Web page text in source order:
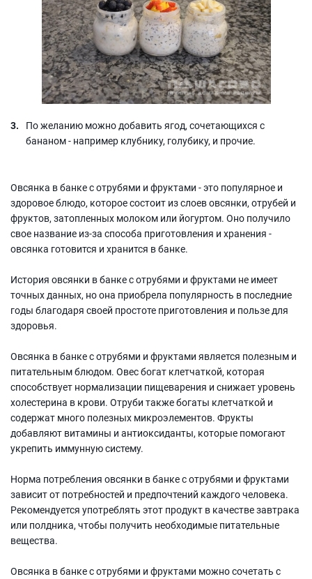
По желанию можно добавить ягод, сочетающихся с
бананом - например клубнику, голубику, и прочие.
Овсянка в банке с отрубями и фруктами - это популярное и
здоровое блюдо, которое состоит из слоев овсянки, отрубей и
фруктов, затопленных молоком или йогуртом. Оно получило
свое название из-за способа приготовления и хранения -
овсянка готовится и хранится в банке.
История овсянки в банке с отрубями и фруктами не имеет
точных данных, но она приобрела популярность в последние
годы благодаря своей простоте приготовления и пользе для
здоровья.
Овсянка в банке с отрубями и фруктами является полезным и
питательным блюдом. Овес богат клетчаткой, которая
способствует нормализации пищеварения и снижает уровень
холестерина в крови. Отруби также богаты клетчаткой и
содержат много полезных микроэлементов. Фрукты
добавляют витамины и антиоксиданты, которые помогают
укрепить иммунную систему.
Норма потребления овсянки в банке с отрубями и фруктами
зависит от потребностей и предпочтений каждого человека.
Рекомендуется употреблять этот продукт в качестве завтрака
или полдника, чтобы получить необходимые питательные
вещества.
Овсянка в банке с отрубями и фруктами можно сочетать с